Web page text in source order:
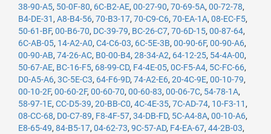
38-90-A5, 50-0F-80, 6C-B2-AE, 00-27-90, 70-69-5A, 00-72-78,
B4-DE-31 , A8-B4-56, 70-B3-17, 70-C9-C6, 70-EA-1A, 08-EC-F5,
50-61-BF, 00-B6-70, DC-39-79, BC-26-C7, 70-6D-15, 00-87-64,
6C-AB-05, 14-A2-A0, C4-C6-03, 6C-5E-3B, 00-90-6F, 00-90-A6,
00-90-AB, 74-26-AC, B0-00-B4, 28-34-A2, 64-12-25, 54-4A-00,
50-67-AE, BC-16-F5, 68-99-CD, F4-4E-05, 0C-F5-A4, 5C-FC-66,
D0-A5-A6, 3C-5E-C3, 64-F6-9D, 74-A2-E6, 20-4C-9E, 00-10-79,
00-10-2F, 00-60-2F, 00-60-70, 00-60-83, 00-06-7C, 54-78-1A,
58-97-1E, CC-D5-39, 20-BB-C0, 4C-4E-35, 7C-AD-74, 10-F3-11 ,
08-CC-68, D0-C7-89, F8-4F-57, 34-DB-FD, 5C-A4-8A, 00-10-A6,
E8-65-49, 84-B5-17, 04-62-73, 9C-57-AD, F4-EA-67, 44-2B-03,